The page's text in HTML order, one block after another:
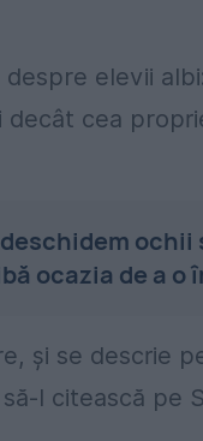
elevii
decât cea
ocazia de a
și se descrie
l citească pe